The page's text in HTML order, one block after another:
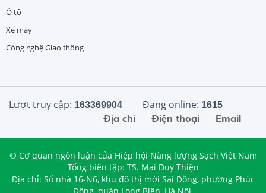
Ô tô
Xe máy
Công nghệ Giao thông
Lượt truy cập: 163369904 Đang online: 1615
Email
Điện thoại
Địa chỉ
© Cơ quan ngôn luận của Hiệp hội Năng lượng Sạch Việt Nam
Tổng biên tập: TS. Mai Duy Thiện
Địa chỉ: Số nhà 16-N6, khu đô thị mới Sài Đồng, phường Phúc
Đồng, quận Long Biên, Hà Nội.